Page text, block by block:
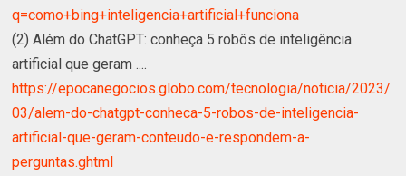
q=como+bing+inteligencia+artificial+funciona
(2) Além do ChatGPT: conheça 5 robôs de inteligência
artificial que geram ....
https://epocanegocios.globo.com/tecnologia/noticia/2023/
03/alem-do-chatgpt-conheca-5-robos-de-inteligencia-
artificial-que-geram-conteudo-e-respondem-a-
perguntas.ghtml